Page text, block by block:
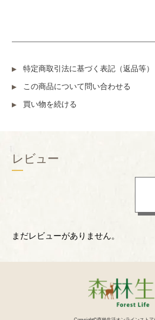
特定商取引法に基づく表記（返品等）
この商品について問い合わせる
買い物を続ける
レビュー
まだレビューがありません。